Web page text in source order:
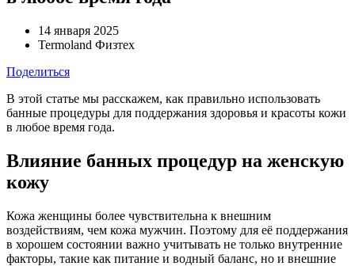
14 января 2025
Termoland Физтех
Поделиться
В этой статье мы расскажем, как правильно использовать
банные процедуры для поддержания здоровья и красоты кожи
в любое время года.
Влияние банных процедур на женскую
кожу
Кожа женщины более чувствительна к внешним
воздействиям, чем кожа мужчин. Поэтому для её поддержания
в хорошем состоянии важно учитывать не только внутренние
факторы, такие как питание и водный баланс, но и внешние